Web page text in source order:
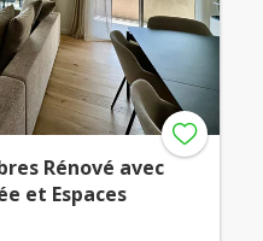
Rénové avec
et Espaces